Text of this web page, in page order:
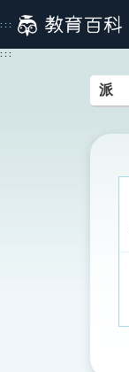
到
主
:::
:::